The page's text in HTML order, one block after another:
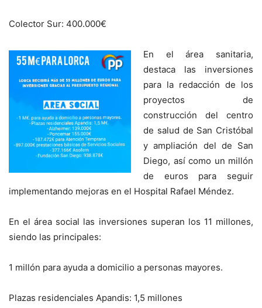
Colector Sur: 400.000€
En el área sanitaria,
destaca las inversiones
para la redacción de los
proyectos de
construcción del centro
de salud de San Cristóbal
y ampliación del de San
Diego, así como un millón
de euros para seguir
implementando mejoras en el Hospital Rafael Méndez.
En el área social las inversiones superan los 11 millones,
siendo las principales:
1 millón para ayuda a domicilio a personas mayores.
Plazas residenciales Apandis: 1,5 millones